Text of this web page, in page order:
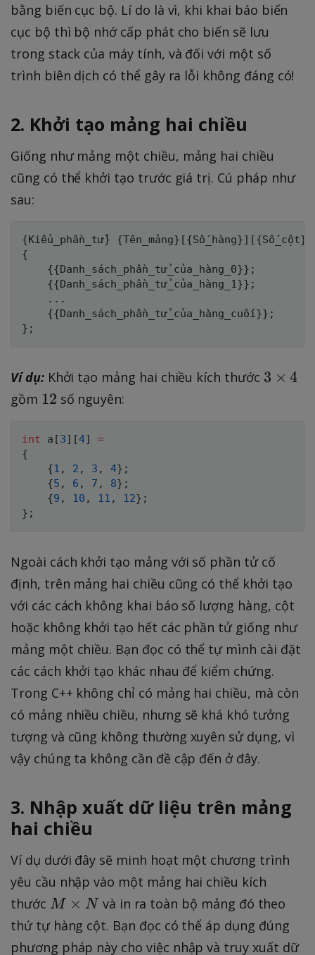
bằng biến cục bộ. Lí do là vì, khi khai báo biến
cục bộ thì bộ nhớ cấp phát cho biến sẽ lưu
trong stack của máy tính, và đối với một số
trình biên dịch có thể gây ra lỗi không đáng có!
2. Khởi tạo mảng hai chiều
Giống như mảng một chiều, mảng hai chiều
cũng có thể khởi tạo trước giá trị. Cú pháp như
sau:
{Kiểu_phần_tử}
{
    {{Danh_sách_phần_tử_của_hàng_0}};
    {{Danh_sách_phần_tử_của_hàng_1}};
    ...
    {{Danh_sách_phần_tử_của_hàng_cuối}};
Ví dụ:Khởi tạo mảng hai chiều kích thước 3
3 × 4
gồm 1
12 số nguyên:
int a [3] [4]
=
{
{1 , 2 , 3 , 4} ;
{5 , 6 , 7 , 8} ;
{9 , 10 , 11 , 12} ;
} ;
Ngoài cách khởi tạo mảng với số phần tử cố
định, trên mảng hai chiều cũng có thể khởi tạo
với các cách không khai báo số lượng hàng, cột
hoặc không khởi tạo hết các phần tử giống như
mảng một chiều. Bạn đọc có thể tự mình cài đặt
các cách khởi tạo khác nhau để kiểm chứng.
Trong C++ không chỉ có mảng hai chiều, mà còn
có mảng nhiều chiều, nhưng sẽ khá khó tưởng
tượng và cũng không thường xuyên sử dụng, vì
vậy chúng ta không cần đề cập đến ở đây.
3. Nhập xuất dữ liệu trên mảng
hai chiều
Ví dụ dưới đây sẽ minh hoạt một chương trình
yêu cầu nhập vào một mảng hai chiều kích
thước M
\t
M × Nvà in ra toàn bộ mảng đó theo
thứ tự hàng cột. Bạn đọc có thể áp dụng đúng
phương pháp này cho việc nhập và truy xuất dữ